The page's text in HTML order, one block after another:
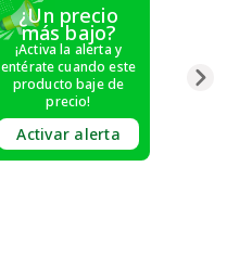
¿Un precio
más bajo?
¡Activa la alerta y
entérate cuando este
producto baje de
precio!
Activar alerta